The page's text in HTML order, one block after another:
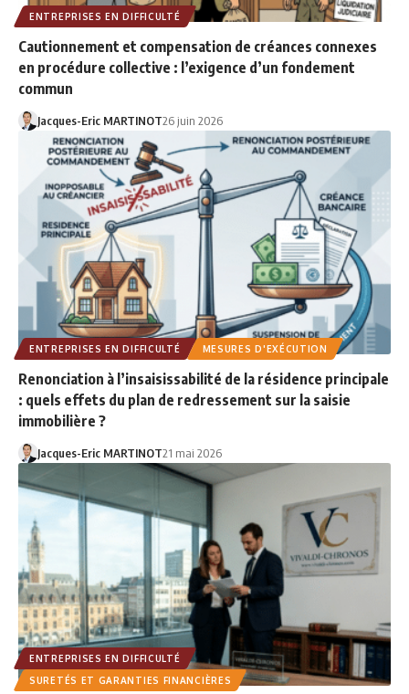
ENTREPRISES EN DIFFICULTÉ
Cautionnement et compensation de créances connexes
en procédure collective : l’exigence d’un fondement
commun
Jacques-Eric MARTINOT26 juin 2026
ENTREPRISES EN DIFFICULTÉ MESURES D'EXÉCUTION
Renonciation à l’insaisissabilité de la résidence principale
: quels effets du plan de redressement sur la saisie
immobilière ?
Jacques-Eric MARTINOT21 mai 2026
ENTREPRISES EN DIFFICULTÉ
SURETÉS ET GARANTIES FINANCIÈRES